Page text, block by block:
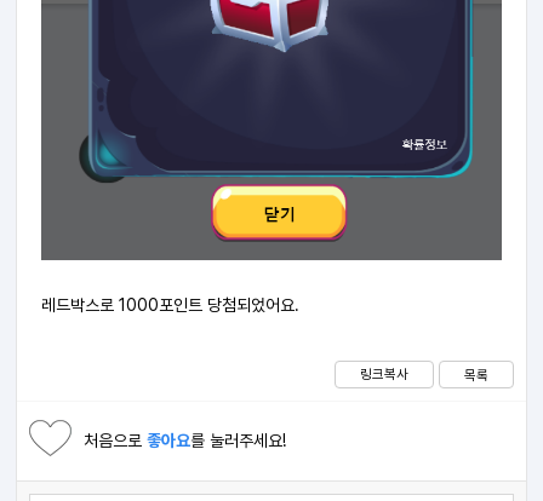
레드박스로 1000포인트 당첨되었어요.
링크복사 목록
처음으로좋아요를 눌러주세요!